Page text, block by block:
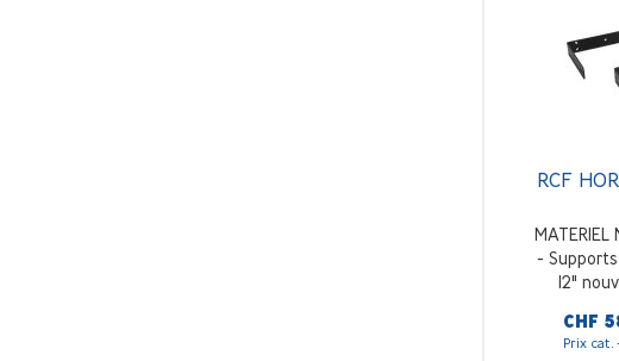
RCF
MATERIEL
-
12"
CHF
Prix cat.